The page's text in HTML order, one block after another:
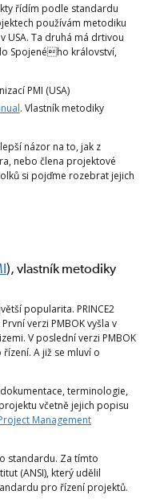
řídím podle standardu
používám metodiku
USA. Ta druhá má drtivou
Spojeného království,
PMI (USA)
. Vlastník metodiky
názor na to, jak z
nebo člena projektové
si pojďme rozebrat jejich
), vlastník metodiky
popularita. PRINCE2
verzi PMBOK vyšla v
V poslední verzi PMBOK
A již se mluví o
terminologie,
včetně jejich popisu
Management
standardu. Za tímto
(ANSI), který udělil
pro řízení projektů.